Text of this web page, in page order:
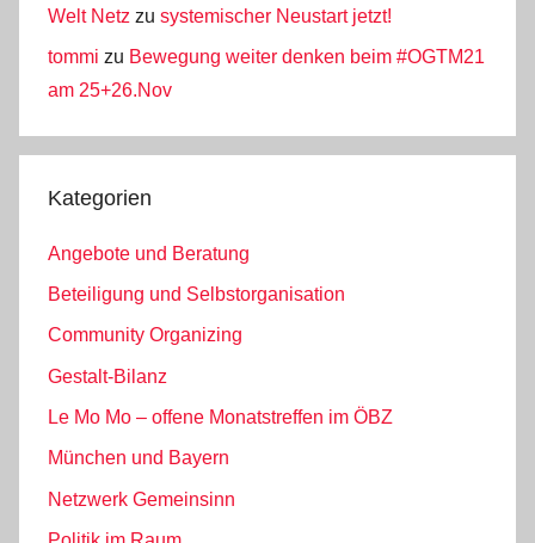
Welt Netz zu systemischer Neustart jetzt!
tommi zu Bewegung weiter denken beim #OGTM21
am 25+26.Nov
Kategorien
Angebote und Beratung
Beteiligung und Selbstorganisation
Community Organizing
Gestalt-Bilanz
Le Mo Mo – offene Monatstreffen im ÖBZ
München und Bayern
Netzwerk Gemeinsinn